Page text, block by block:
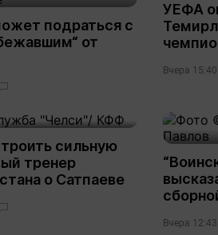
подраться с
от
УЕФА
Вчера 15:40
сильную
тренер
о Сатпаеве
Вчера 12:43